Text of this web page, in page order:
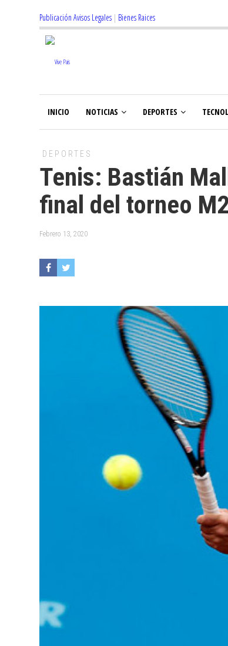
Publicación Avisos Legales | Bienes Raices
INICIO NOTICIAS DEPORTES
DEPORTES
Tenis: Bastián
final del torneo
Febrero 13, 2020